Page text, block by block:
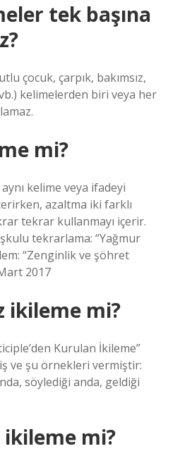
tek başına
çocuk, çarpık, bakımsız,
kelimelerden biri veya her
mi?
kelime veya ifadeyi
azaltma iki farklı
tekrar kullanmayı içerir.
tekrarlama: “Yağmur
“Zenginlik ve şöhret
2017
ikileme mi?
Kurulan İkileme”
ve şu örnekleri vermiştir:
söylediği anda, geldiği
ikileme mi?